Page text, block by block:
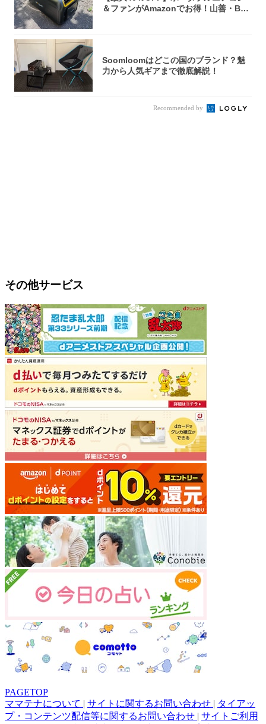
＆ファンがAmazonでお得！山善・Bo
Soomloomはどこの国のブランド？魅
力から人気ギアまで徹底解説！
Recommended by
その他サービス
PAGETOP
ママテナについて | サイトに関するお問い合わせ | タイアッ
プ・コンテンツ配信等に関するお問い合わせ | サイトご利用